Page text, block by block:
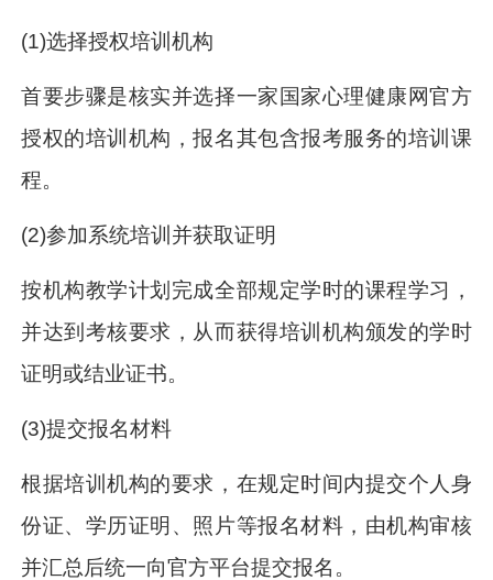
(1)选择授权培训机构
首要步骤是核实并选择一家国家心理健康网官方
授权的培训机构，报名其包含报考服务的培训课
程。
(2)参加系统培训并获取证明
按机构教学计划完成全部规定学时的课程学习，
并达到考核要求，从而获得培训机构颁发的学时
证明或结业证书。
(3)提交报名材料
根据培训机构的要求，在规定时间内提交个人身
份证、学历证明、照片等报名材料，由机构审核
并汇总后统一向官方平台提交报名。